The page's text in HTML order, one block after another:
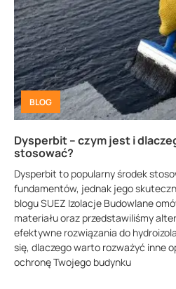
BLOG
Dysperbit – czym jest i
stosować?
Dysperbit to popularny środek
fundamentów, jednak jego
blogu SUEZ Izolacje Budowlane
materiału oraz przedstawiliśmy
efektywne rozwiązania do
się, dlaczego warto rozważyć inne
ochronę Twojego budynku